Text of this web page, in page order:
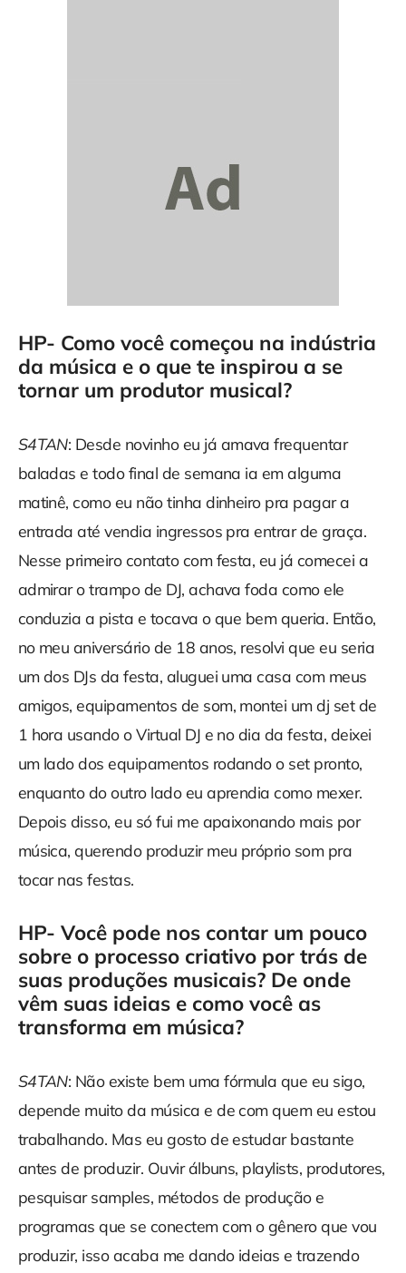
HP- Como você começou na indústria
da música e o que te inspirou a se
tornar um produtor musical?
S4TAN: Desde novinho eu já amava frequentar
baladas e todo final de semana ia em alguma
matinê, como eu não tinha dinheiro pra pagar a
entrada até vendia ingressos pra entrar de graça.
Nesse primeiro contato com festa, eu já comecei a
admirar o trampo de DJ, achava foda como ele
conduzia a pista e tocava o que bem queria. Então,
no meu aniversário de 18 anos, resolvi que eu seria
um dos DJs da festa, aluguei uma casa com meus
amigos, equipamentos de som, montei um dj set de
1 hora usando o Virtual DJ e no dia da festa, deixei
um lado dos equipamentos rodando o set pronto,
enquanto do outro lado eu aprendia como mexer.
Depois disso, eu só fui me apaixonando mais por
música, querendo produzir meu próprio som pra
tocar nas festas.
HP- Você pode nos contar um pouco
sobre o processo criativo por trás de
suas produções musicais? De onde
vêm suas ideias e como você as
transforma em música?
S4TAN: Não existe bem uma fórmula que eu sigo,
depende muito da música e de com quem eu estou
trabalhando. Mas eu gosto de estudar bastante
antes de produzir. Ouvir álbuns, playlists, produtores,
pesquisar samples, métodos de produção e
programas que se conectem com o gênero que vou
produzir, isso acaba me dando ideias e trazendo